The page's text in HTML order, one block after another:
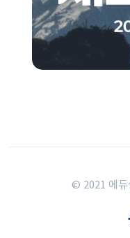
© 2021 에듀